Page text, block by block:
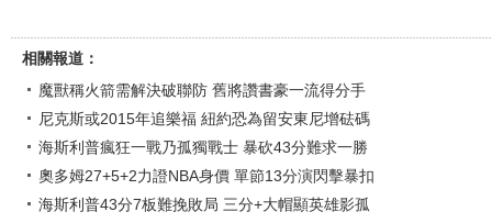
相關報道：
魔獸稱火箭需解決破聯防 舊將讚書豪一流得分手
尼克斯或2015年追樂福 紐約恐為留安東尼增砝碼
海斯利普瘋狂一戰乃孤獨戰士 暴砍43分難求一勝
奧多姆27+5+2力證NBA身價 單節13分演閃擊暴扣
海斯利普43分7板難挽敗局 三分+大帽顯英雄影孤